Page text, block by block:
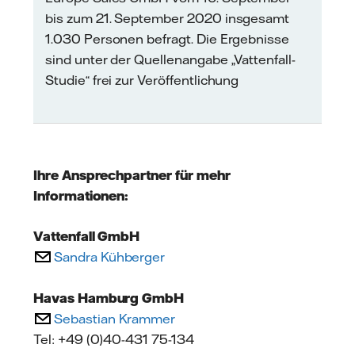
bis zum 21. September 2020 insgesamt
1.030 Personen befragt. Die Ergebnisse
sind unter der Quellenangabe „Vattenfall-
Studie“ frei zur Veröffentlichung
Ihre Ansprechpartner für mehr
Informationen:
Vattenfall GmbH
Sandra Kühberger
Havas Hamburg GmbH
Sebastian Krammer
Tel: +49 (0)40-431 75-134